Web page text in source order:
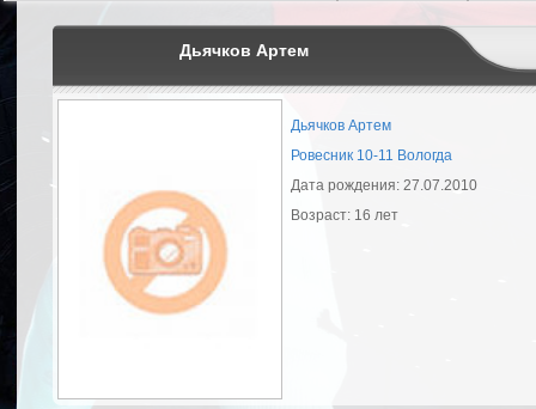
Дьячков Артем
Дьячков Артем
Ровесник 10-11 Вологда
Дата рождения: 27.07.2010
Возраст: 16 лет